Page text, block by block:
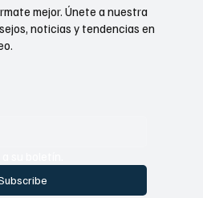
mejor. Únete a nuestra
noticias y tendencias en